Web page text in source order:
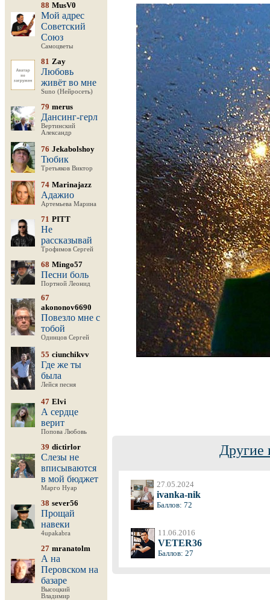
88 MusV0
Мой адрес
Советский
Союз
Самоцветы
81 Zay
Любовь
живёт во мне
Suno (Нейросеть)
79 merus
Дансинг-герл
Вертинский
Александр
76 Jekabolshoy
Тюбик
Третьяков Виктор
74 Marinajazz
Адажио
Артемьева Марина
71 PITT
Не
рассказывай
Трофимов Сергей
68 Mingo57
Песни боль
Портной Леонид
67
akononov6690
Повезло мне с
тобой
Одинцов Сергей
55 ciunchikvv
Где же ты
была
Лейся песня
47 Elvi
А сердце
верит
Попова Любовь
39 dictirlor
Слезы не
вписываются
в мой бюджет
Марго Нуар
38 sever56
Прощай
навеки
4upakabra
27 mranatolm
А на
Перовском на
базаре
Высоцкий
Владимир
Другие
27.05.2024
ivanka-nik
Баллов: 72
11.06.2016
VETER36
Баллов: 27